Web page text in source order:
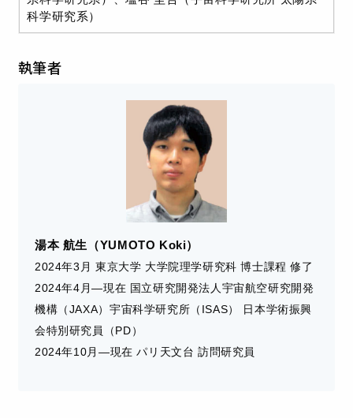
科学研究系）
執筆者
湯本 航生（YUMOTO Koki）
2024年3月 東京大学 大学院理学研究科 博士課程 修了
2024年4月―現在 国立研究開発法人宇宙航空研究開発
機構（JAXA）宇宙科学研究所（ISAS） 日本学術振興
会特別研究員（PD）
2024年10月―現在 パリ天文台 訪問研究員